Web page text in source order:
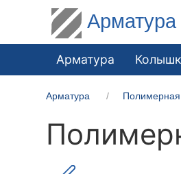
Арматура
Арматура
Арматура